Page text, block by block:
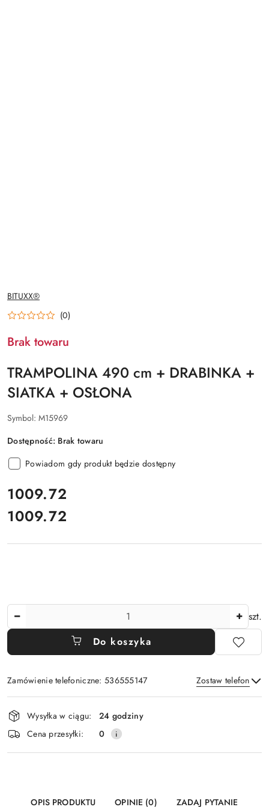
NAZWA
PRODUCENTA:
BITUXX®
(0)
Brak towaru
TRAMPOLINA 490 cm + DRABINKA +
SIATKA + OSŁONA
Symbol: M15969
Dostępność: Brak towaru
Powiadom gdy produkt będzie dostępny
cena:
1009.72
Cena:
1009.72
szt.
Do koszyka
Zamówienie telefoniczne: 536555147 Zostaw telefon
Wyślij
Dostępność
i
dostawa
Wysyłka w ciągu:
24 godziny
Cena przesyłki:
0
OPIS PRODUKTU OPINIE (0) ZADAJ PYTANIE